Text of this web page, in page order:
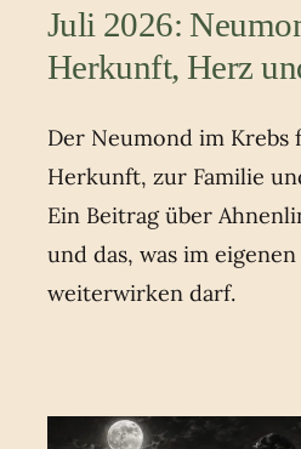
Juli 2026:
Herkunft, Herz
Der Neumond im
Herkunft, zur Familie
Ein Beitrag über
und das, was im
weiterwirken darf.